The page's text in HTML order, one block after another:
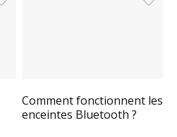
Comment fonctionnent les
enceintes Bluetooth ?